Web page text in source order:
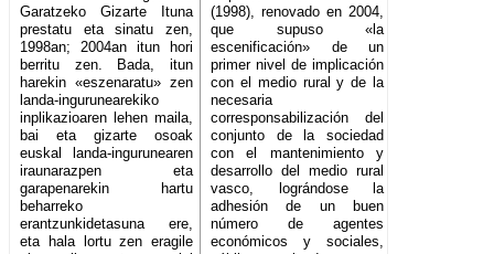
Garatzeko Gizarte Ituna
prestatu eta sinatu zen,
1998an; 2004an itun hori
berritu zen. Bada, itun
harekin «eszenaratu» zen
landa-ingurunearekiko
inplikazioaren lehen maila,
bai eta gizarte osoak
euskal landa-ingurunearen
iraunarazpen eta
garapenarekin hartu
beharreko
erantzunkidetasuna ere,
eta hala lortu zen eragile
(1998), renovado en 2004,
que supuso «la
escenificación» de un
primer nivel de implicación
con el medio rural y de la
necesaria
corresponsabilización del
conjunto de la sociedad
con el mantenimiento y
desarrollo del medio rural
vasco, lográndose la
adhesión de un buen
número de agentes
económicos y sociales,